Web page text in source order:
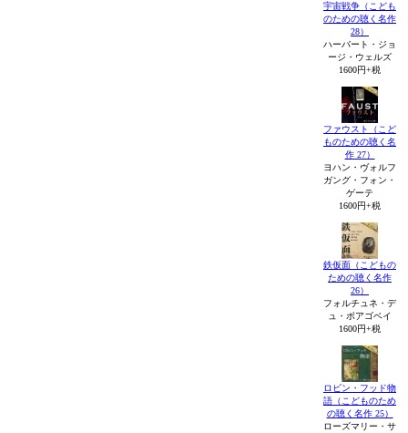
宇宙戦争（こども
のための聴く名作
28）
ハーバート・ジョ
ージ・ウェルズ
1600円+税
ファウスト（こど
ものための聴く名
作 27）
ヨハン・ヴォルフ
ガング・フォン・
ゲーテ
1600円+税
鉄仮面（こどもの
ための聴く名作
26）
フォルチュネ・デ
ュ・ボアゴベイ
1600円+税
ロビン・フッド物
語（こどものため
の聴く名作 25）
ローズマリー・サ